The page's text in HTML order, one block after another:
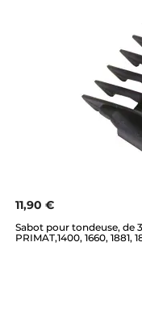
11,90 €
Sabot pour tondeuse, de
PRIMAT,1400, 1660, 1881,